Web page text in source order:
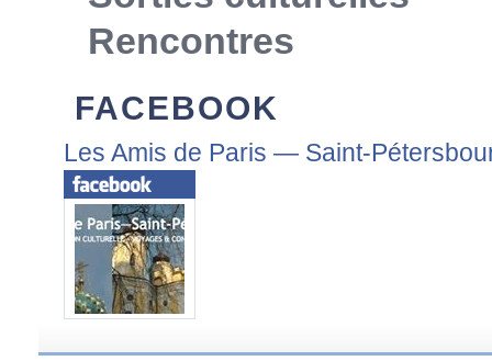
Rencontres
FACEBOOK
Les Amis de Paris — Saint-